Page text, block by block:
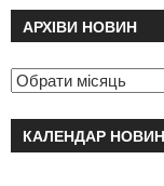
АРХІВИ НОВИН
КАЛЕНДАР НОВИН